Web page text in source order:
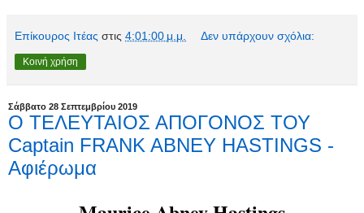
Επίκουρος Ιτέας στις 4:01:00 μ.μ. Δεν υπάρχουν σχόλια:
Κοινή χρήση
Σάββατο 28 Σεπτεμβρίου 2019
Ο ΤΕΛΕΥΤΑΙΟΣ ΑΠΟΓΟΝΟΣ ΤΟΥ
Captain FRANK ABNEY HASTINGS -
Αφιέρωμα